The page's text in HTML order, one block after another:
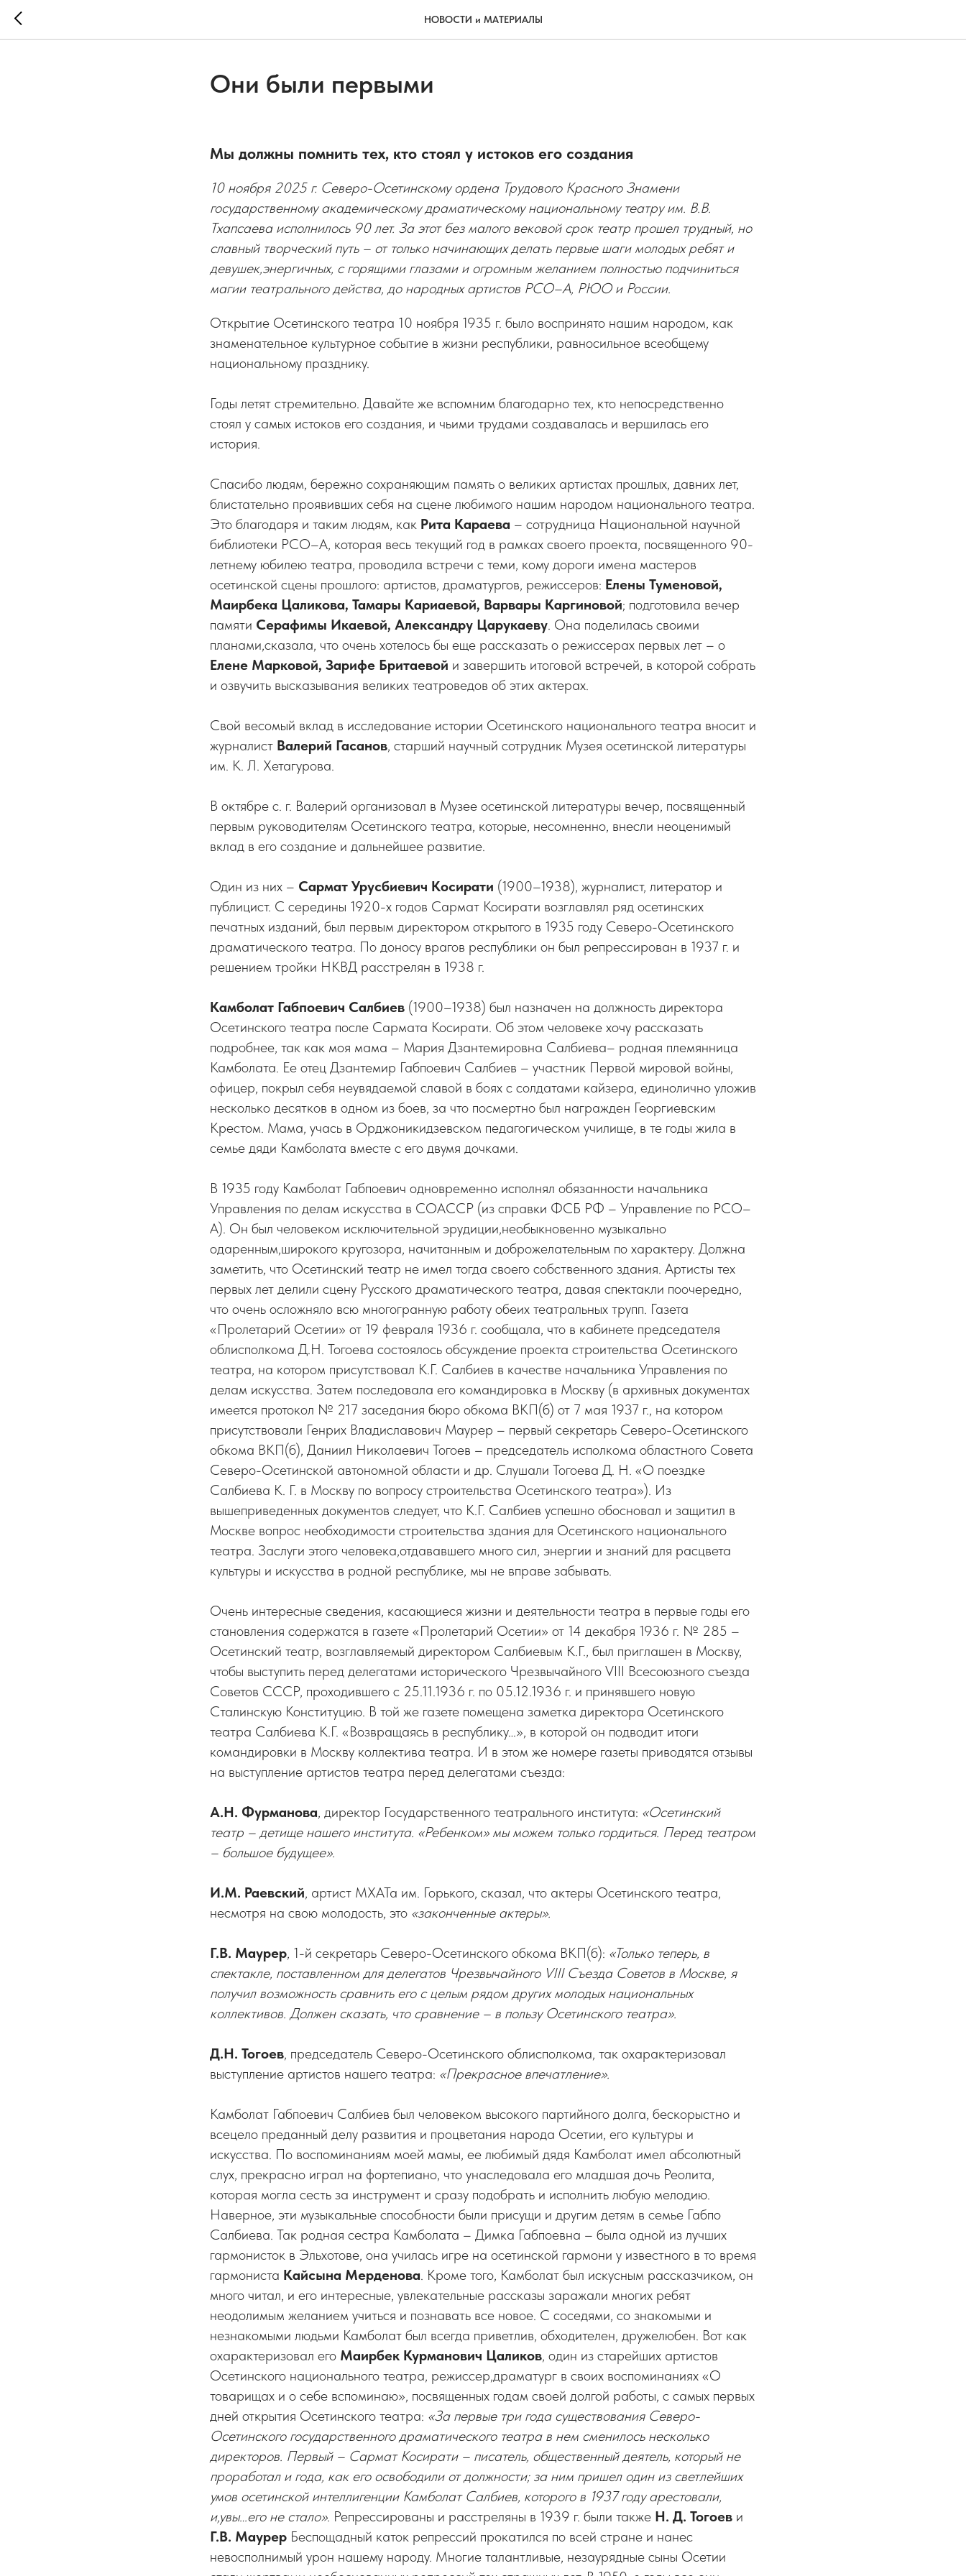
НОВОСТИ и МАТЕРИАЛЫ
Они были первыми
Мы должны помнить тех, кто стоял у истоков его создания
10 ноября 2025 г. Северо-Осетинскому ордена Трудового Красного Знамени
государственному академическому драматическому национальному театру им. В.В.
Тхапсаева исполнилось 90 лет. За этот без малого вековой срок театр прошел трудный, но
славный творческий путь – от только начинающих делать первые шаги молодых ребят и
девушек,энергичных, с горящими глазами и огромным желанием полностью подчиниться
магии театрального действа, до народных артистов РСО–А, РЮО и России.
Открытие Осетинского театра 10 ноября 1935 г. было воспринято нашим народом, как
знаменательное культурное событие в жизни республики, равносильное всеобщему
национальному празднику.
Годы летят стремительно. Давайте же вспомним благодарно тех, кто непосредственно
стоял у самых истоков его создания, и чьими трудами создавалась и вершилась его
история.
Спасибо людям, бережно сохраняющим память о великих артистах прошлых, давних лет,
блистательно проявивших себя на сцене любимого нашим народом национального театра.
Это благодаря и таким людям, как Рита Караева – сотрудница Национальной научной
библиотеки РСО–А, которая весь текущий год в рамках своего проекта, посвященного 90-
летнему юбилею театра, проводила встречи с теми, кому дороги имена мастеров
осетинской сцены прошлого: артистов, драматургов, режиссеров: Елены Туменовой,
Маирбека Цаликова, Тамары Кариаевой, Варвары Каргиновой; подготовила вечер
памяти Серафимы Икаевой, Александру Царукаеву. Она поделилась своими
планами,сказала, что очень хотелось бы еще рассказать о режиссерах первых лет – о
Елене Марковой, Зарифе Бритаевой и завершить итоговой встречей, в которой собрать
и озвучить высказывания великих театроведов об этих актерах.
Свой весомый вклад в исследование истории Осетинского национального театра вносит и
журналист Валерий Гасанов, старший научный сотрудник Музея осетинской литературы
им. К. Л. Хетагурова.
В октябре с. г. Валерий организовал в Музее осетинской литературы вечер, посвященный
первым руководителям Осетинского театра, которые, несомненно, внесли неоценимый
вклад в его создание и дальнейшее развитие.
Один из них – Сармат Урусбиевич Косирати (1900–1938), журналист, литератор и
публицист. С середины 1920-х годов Сармат Косирати возглавлял ряд осетинских
печатных изданий, был первым директором открытого в 1935 году Северо-Осетинского
драматического театра. По доносу врагов республики он был репрессирован в 1937 г. и
решением тройки НКВД расстрелян в 1938 г.
Камболат Габпоевич Салбиев (1900–1938) был назначен на должность директора
Осетинского театра после Сармата Косирати. Об этом человеке хочу рассказать
подробнее, так как моя мама – Мария Дзантемировна Салбиева– родная племянница
Камболата. Ее отец Дзантемир Габпоевич Салбиев – участник Первой мировой войны,
офицер, покрыл себя неувядаемой славой в боях с солдатами кайзера, единолично уложив
несколько десятков в одном из боев, за что посмертно был награжден Георгиевским
Крестом. Мама, учась в Орджоникидзевском педагогическом училище, в те годы жила в
семье дяди Камболата вместе с его двумя дочками.
В 1935 году Камболат Габпоевич одновременно исполнял обязанности начальника
Управления по делам искусства в СОАССР (из справки ФСБ РФ – Управление по РСО–
А). Он был человеком исключительной эрудиции,необыкновенно музыкально
одаренным,широкого кругозора, начитанным и доброжелательным по характеру. Должна
заметить, что Осетинский театр не имел тогда своего собственного здания. Артисты тех
первых лет делили сцену Русского драматического театра, давая спектакли поочередно,
что очень осложняло всю многогранную работу обеих театральных трупп. Газета
«Пролетарий Осетии» от 19 февраля 1936 г. сообщала, что в кабинете председателя
облисполкома Д.Н. Тогоева состоялось обсуждение проекта строительства Осетинского
театра, на котором присутствовал К.Г. Салбиев в качестве начальника Управления по
делам искусства. Затем последовала его командировка в Москву (в архивных документах
имеется протокол № 217 заседания бюро обкома ВКП(б) от 7 мая 1937 г., на котором
присутствовали Генрих Владиславович Маурер – первый секретарь Северо-Осетинского
обкома ВКП(б), Даниил Николаевич Тогоев – председатель исполкома областного Совета
Северо-Осетинской автономной области и др. Слушали Тогоева Д. Н. «О поездке
Салбиева К. Г. в Москву по вопросу строительства Осетинского театра»). Из
вышеприведенных документов следует, что К.Г. Салбиев успешно обосновал и защитил в
Москве вопрос необходимости строительства здания для Осетинского национального
театра. Заслуги этого человека,отдававшего много сил, энергии и знаний для расцвета
культуры и искусства в родной республике, мы не вправе забывать.
Очень интересные сведения, касающиеся жизни и деятельности театра в первые годы его
становления содержатся в газете «Пролетарий Осетии» от 14 декабря 1936 г. № 285 –
Осетинский театр, возглавляемый директором Салбиевым К.Г., был приглашен в Москву,
чтобы выступить перед делегатами исторического Чрезвычайного VIII Всесоюзного съезда
Советов СССР, проходившего с 25.11.1936 г. по 05.12.1936 г. и принявшего новую
Сталинскую Конституцию. В той же газете помещена заметка директора Осетинского
театра Салбиева К.Г. «Возвращаясь в республику…», в которой он подводит итоги
командировки в Москву коллектива театра. И в этом же номере газеты приводятся отзывы
на выступление артистов театра перед делегатами съезда:
А.Н. Фурманова, директор Государственного театрального института: «Осетинский
театр – детище нашего института. «Ребенком» мы можем только гордиться. Перед театром
– большое будущее».
И.М. Раевский, артист МХАТа им. Горького, сказал, что актеры Осетинского театра,
несмотря на свою молодость, это «законченные актеры».
Г.В. Маурер, 1-й секретарь Северо-Осетинского обкома ВКП(б): «Только теперь, в
спектакле, поставленном для делегатов Чрезвычайного VIII Съезда Советов в Москве, я
получил возможность сравнить его с целым рядом других молодых национальных
коллективов. Должен сказать, что сравнение – в пользу Осетинского театра».
Д.Н. Тогоев, председатель Северо-Осетинского облисполкома, так охарактеризовал
выступление артистов нашего театра: «Прекрасное впечатление».
Камболат Габпоевич Салбиев был человеком высокого партийного долга, бескорыстно и
всецело преданный делу развития и процветания народа Осетии, его культуры и
искусства. По воспоминаниям моей мамы, ее любимый дядя Камболат имел абсолютный
слух, прекрасно играл на фортепиано, что унаследовала его младшая дочь Реолита,
которая могла сесть за инструмент и сразу подобрать и исполнить любую мелодию.
Наверное, эти музыкальные способности были присущи и другим детям в семье Габпо
Салбиева. Так родная сестра Камболата – Димка Габпоевна – была одной из лучших
гармонисток в Эльхотове, она училась игре на осетинской гармони у известного в то время
гармониста Кайсына Мерденова. Кроме того, Камболат был искусным рассказчиком, он
много читал, и его интересные, увлекательные рассказы заражали многих ребят
неодолимым желанием учиться и познавать все новое. С соседями, со знакомыми и
незнакомыми людьми Камболат был всегда приветлив, обходителен, дружелюбен. Вот как
охарактеризовал его Маирбек Курманович Цаликов, один из старейших артистов
Осетинского национального театра, режиссер,драматург в своих воспоминаниях «О
товарищах и о себе вспоминаю», посвященных годам своей долгой работы, с самых первых
дней открытия Осетинского театра: «За первые три года существования Северо-
Осетинского государственного драматического театра в нем сменилось несколько
директоров. Первый – Сармат Косирати – писатель, общественный деятель, который не
проработал и года, как его освободили от должности; за ним пришел один из светлейших
умов осетинской интеллигенции Камболат Салбиев, которого в 1937 году арестовали,
и,увы…его не стало». Репрессированы и расстреляны в 1939 г. были также Н. Д. Тогоев и
Г.В. Маурер Беспощадный каток репрессий прокатился по всей стране и нанес
невосполнимый урон нашему народу. Многие талантливые, незаурядные сыны Осетии